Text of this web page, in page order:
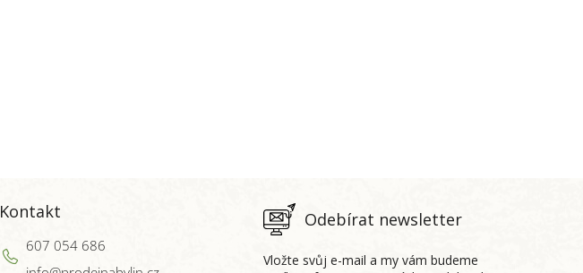
Kontakt
607 054 686
Odebírat newsletter
Vložte svůj e-mail a my vám budeme